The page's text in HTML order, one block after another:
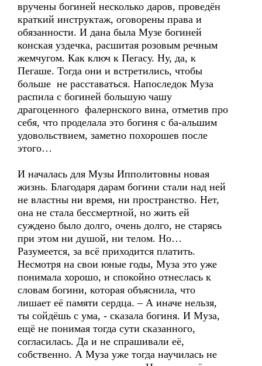
вручены богиней несколько даров, проведён
краткий инструктаж, оговорены права и
обязанности. И дана была Музе богиней
конская уздечка, расшитая розовым речным
жемчугом. Как ключ к Пегасу. Ну, да, к
Пегаше. Тогда они и встретились, чтобы
больше не расставаться. Напоследок Муза
распила с богиней большую чашу
драгоценного фалернского вина, отметив про
себя, что проделала это богиня с ба-альшим
удовольствием, заметно похорошев после
этого…
И началась для Музы Ипполитовны новая
жизнь. Благодаря дарам богини стали над ней
не властны ни время, ни пространство. Нет,
она не стала бессмертной, но жить ей
суждено было долго, очень долго, не старясь
при этом ни душой, ни телом. Но…
Разумеется, за всё приходится платить.
Несмотря на свои юные годы, Муза это уже
понимала хорошо, и спокойно отнеслась к
словам богини, которая объяснила, что
лишает её памяти сердца. – А иначе нельзя,
ты сойдёшь с ума, - сказала богиня. И Муза,
ещё не понимая тогда сути сказанного,
согласилась. Да и не спрашивали её,
собственно. А Муза уже тогда научилась не